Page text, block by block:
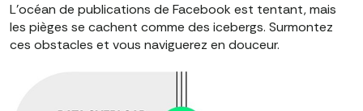
L'océan de publications de Facebook est tentant, mais
les pièges se cachent comme des icebergs. Surmontez
ces obstacles et vous naviguerez en douceur.